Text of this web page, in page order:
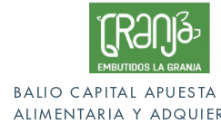
BALIO CAPITAL
ALIMENTARIA Y